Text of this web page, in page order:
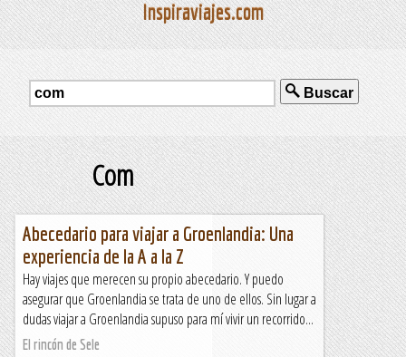
Inspiraviajes.com
Buscar
Com
Abecedario para viajar a Groenlandia: Una
experiencia de la A a la Z
Hay viajes que merecen su propio abecedario. Y puedo
asegurar que Groenlandia se trata de uno de ellos. Sin lugar a
dudas viajar a Groenlandia supuso para mí vivir un recorrido...
El rincón de Sele